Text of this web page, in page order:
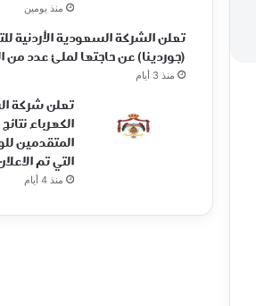
منذ يومين
تعلن الشركة السعودية الأردنية
(جوردينا) عن حاجتها لملئ عدد من
منذ 3 أيام
تعلن شركة
الكهرباء
المتقدمين
التي تم
منذ 4 أيام